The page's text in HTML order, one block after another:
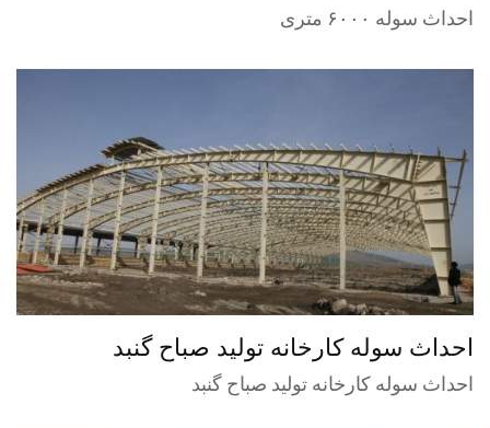
ایران ـ گرمسار
احداث سوله ۶۰۰۰ متری
احداث سوله کارخانه تولید صباح گنبد
احداث سوله کارخانه تولید صباح گنبد